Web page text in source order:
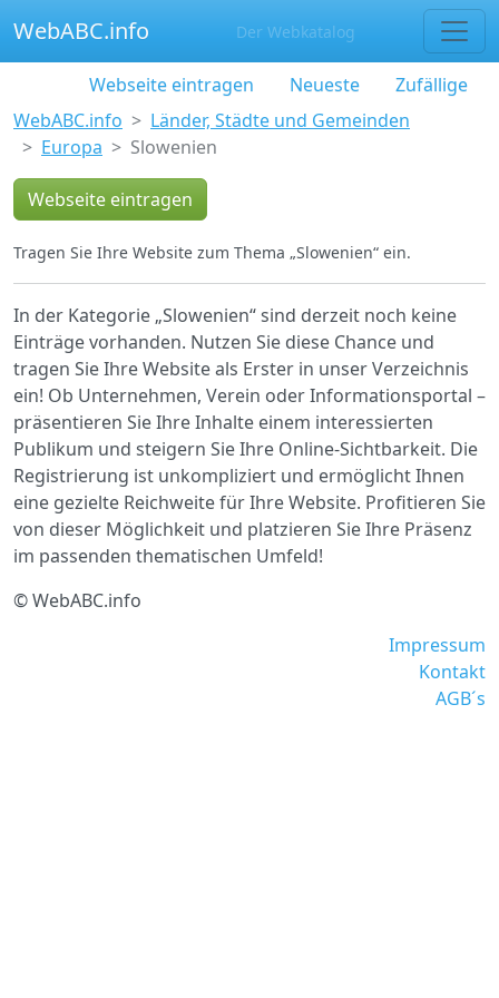
WebABC.info Der Webkatalog
Webseite eintragen Neueste
Zufällige
WebABC.info
Länder, Städte und Gemeinden
Europa
Slowenien
Webseite eintragen
Tragen Sie Ihre Website zum Thema „Slowenien“ ein.
In der Kategorie „Slowenien“ sind derzeit noch keine
Einträge vorhanden. Nutzen Sie diese Chance und
tragen Sie Ihre Website als Erster in unser Verzeichnis
ein! Ob Unternehmen, Verein oder Informationsportal –
präsentieren Sie Ihre Inhalte einem interessierten
Publikum und steigern Sie Ihre Online-Sichtbarkeit. Die
Registrierung ist unkompliziert und ermöglicht Ihnen
eine gezielte Reichweite für Ihre Website. Profitieren Sie
von dieser Möglichkeit und platzieren Sie Ihre Präsenz
im passenden thematischen Umfeld!
© WebABC.info
Impressum
Kontakt
AGB´s